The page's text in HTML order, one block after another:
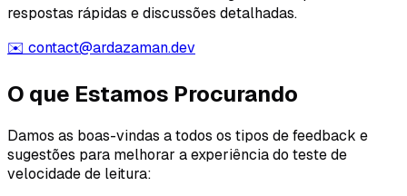
respostas rápidas e discussões detalhadas.
✉️ contact@ardazaman.dev
O que Estamos Procurando
Damos as boas-vindas a todos os tipos de feedback e
sugestões para melhorar a experiência do teste de
velocidade de leitura: